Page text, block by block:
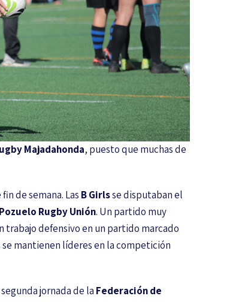
Majadahonda, puesto que muchas de
de semana. Las B Girlsse disputaban el
Pozuelo Rugby Unión. Un partido muy
trabajo defensivo en un partido marcado
se mantienen líderes en la competición
jornada de la Federación de